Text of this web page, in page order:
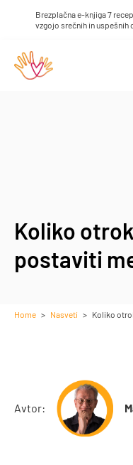
Brezplačna e-knjiga 7
vzgojo srečnih in uspešnih
Koliko
postaviti
Home Nasveti Koliko
Avtor: